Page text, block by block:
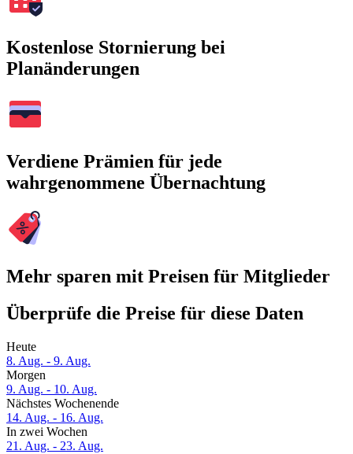
Kostenlose Stornierung bei
Planänderungen
Verdiene Prämien für jede
wahrgenommene Übernachtung
Mehr sparen mit Preisen für Mitglieder
Überprüfe die Preise für diese Daten
Heute
8. Aug. - 9. Aug.
Morgen
9. Aug. - 10. Aug.
Nächstes Wochenende
14. Aug. - 16. Aug.
In zwei Wochen
21. Aug. - 23. Aug.